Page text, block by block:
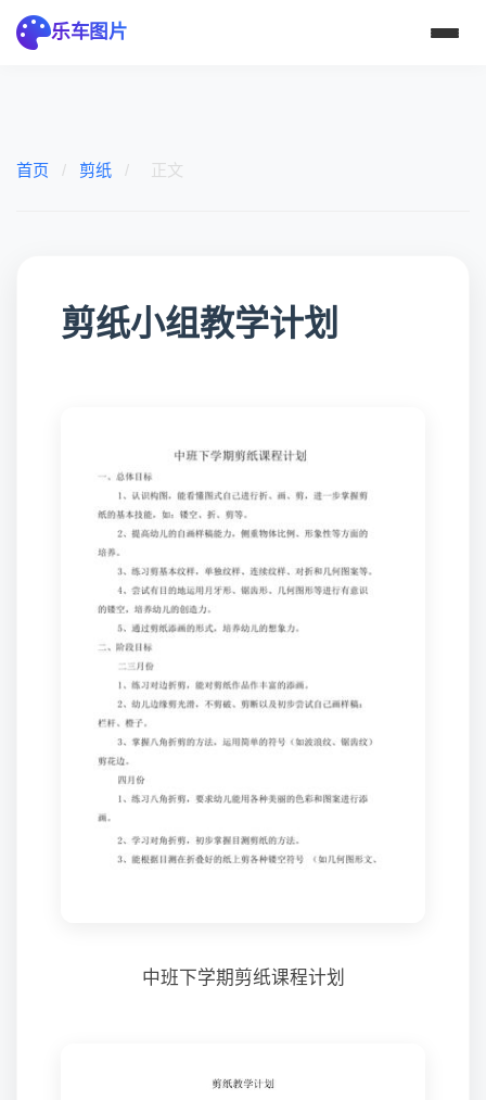
乐车图片
首页 / 剪纸 / 正文
剪纸小组教学计划
中班下学期剪纸课程计划